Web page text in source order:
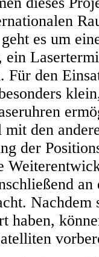
es um
Für den
den
der
Nachdem
haben,